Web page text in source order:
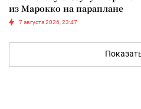
из Марокко на параплане
7 августа 2026, 23:47